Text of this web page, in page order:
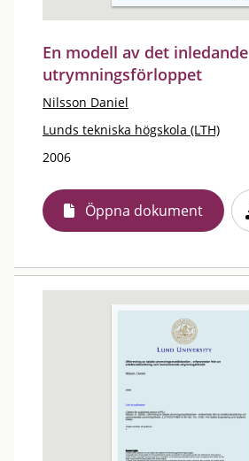
En modell av det inledande
utrymningsförloppet
Nilsson Daniel
Lunds tekniska högskola (LTH)
2006
Öppna dokument